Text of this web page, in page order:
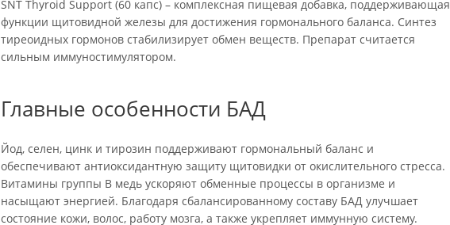
SNT Thyroid Support (60 капс) – комплексная пищевая добавка, поддерживающая
функции щитовидной железы для достижения гормонального баланса. Синтез
тиреоидных гормонов стабилизирует обмен веществ. Препарат считается
сильным иммуностимулятором.
Главные особенности БАД
Йод, селен, цинк и тирозин поддерживают гормональный баланс и
обеспечивают антиоксидантную защиту щитовидки от окислительного стресса.
Витамины группы B медь ускоряют обменные процессы в организме и
насыщают энергией. Благодаря сбалансированному составу БАД улучшает
состояние кожи, волос, работу мозга, а также укрепляет иммунную систему.